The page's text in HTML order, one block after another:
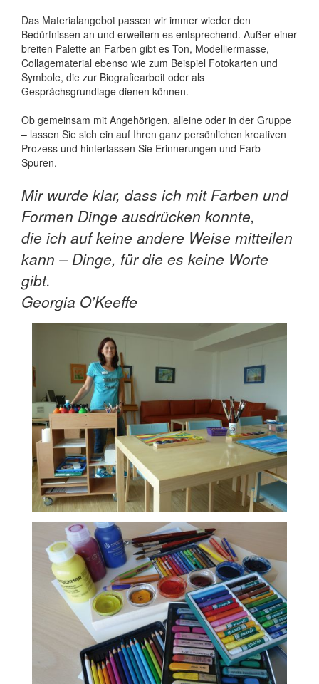
Das Materialangebot passen wir immer wieder den
Bedürfnissen an und erweitern es entsprechend. Außer einer
breiten Palette an Farben gibt es Ton, Modelliermasse,
Collagematerial ebenso wie zum Beispiel Fotokarten und
Symbole, die zur Biografiearbeit oder als
Gesprächsgrundlage dienen können.
Ob gemeinsam mit Angehörigen, alleine oder in der Gruppe
– lassen Sie sich ein auf Ihren ganz persönlichen kreativen
Prozess und hinterlassen Sie Erinnerungen und Farb-
Spuren.
Mir wurde klar, dass ich mit Farben und
Formen Dinge ausdrücken konnte,
die ich auf keine andere Weise mitteilen
kann – Dinge, für die es keine Worte
gibt.
Georgia O’Keeffe